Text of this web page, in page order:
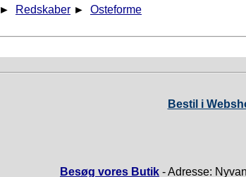
► Redskaber ► Osteforme
Bestil i
Besøg vores Butik - Adresse: